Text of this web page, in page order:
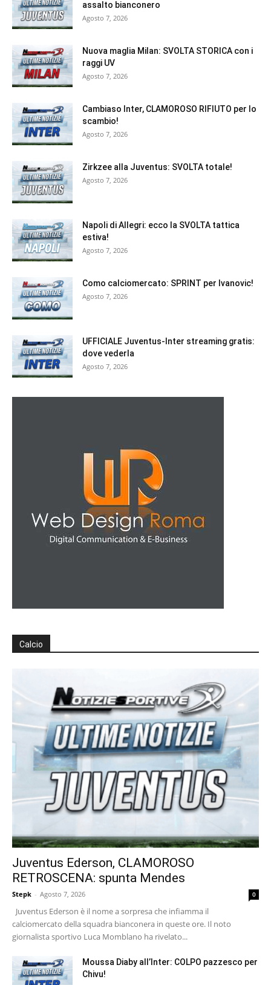
assalto bianconero
Agosto 7, 2026
Nuova maglia Milan: SVOLTA STORICA con i
raggi UV
Agosto 7, 2026
Cambiaso Inter, CLAMOROSO RIFIUTO per lo
scambio!
Agosto 7, 2026
Zirkzee alla Juventus: SVOLTA totale!
Agosto 7, 2026
Napoli di Allegri: ecco la SVOLTA tattica
estiva!
Agosto 7, 2026
Como calciomercato: SPRINT per Ivanovic!
Agosto 7, 2026
UFFICIALE Juventus-Inter streaming gratis:
dove vederla
Agosto 7, 2026
Calcio
Juventus Ederson, CLAMOROSO
RETROSCENA: spunta Mendes
Stepk - Agosto 7, 2026 0
Juventus Ederson è il nome a sorpresa che infiamma il
calciomercato della squadra bianconera in queste ore. Il noto
giornalista sportivo Luca Momblano ha rivelato...
Moussa Diaby all’Inter: COLPO pazzesco per
Chivu!